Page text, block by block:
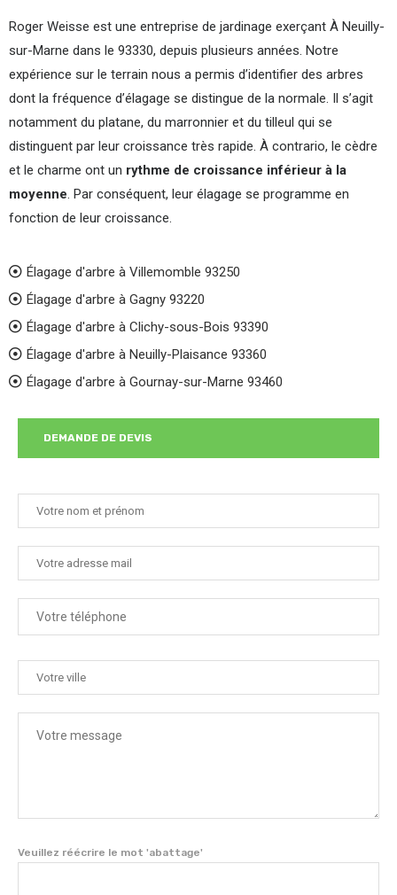
Roger Weisse est une entreprise de jardinage exerçant À Neuilly-
sur-Marne dans le 93330, depuis plusieurs années. Notre
expérience sur le terrain nous a permis d’identifier des arbres
dont la fréquence d’élagage se distingue de la normale. Il s’agit
notamment du platane, du marronnier et du tilleul qui se
distinguent par leur croissance très rapide. À contrario, le cèdre
et le charme ont un rythme de croissance inférieur à la
moyenne. Par conséquent, leur élagage se programme en
fonction de leur croissance.
Élagage d'arbre à Villemomble 93250
Élagage d'arbre à Gagny 93220
Élagage d'arbre à Clichy-sous-Bois 93390
Élagage d'arbre à Neuilly-Plaisance 93360
Élagage d'arbre à Gournay-sur-Marne 93460
DEMANDE DE DEVIS
Veuillez réécrire le mot 'abattage'